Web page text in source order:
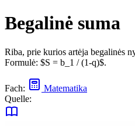
Begalinė suma
Riba, prie kurios artėja begalinės
Formulė: $S = b_1 / (1-q)$.
Fach:
Matematika
Quelle: